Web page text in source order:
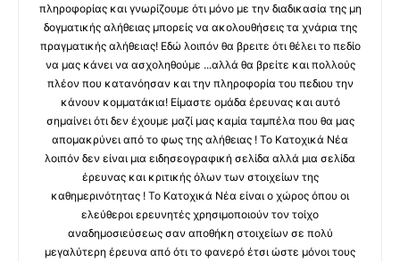
πληροφορίας και γνωρίζουμε ότι μόνο με την διαδικασία της μη
δογματικής αλήθειας μπορείς να ακολουθήσεις τα χνάρια της
πραγματικής αλήθειας! Εδώ λοιπόν θα βρειτε ότι θέλει το πεδίο
να μας κάνει να ασχοληθούμε ...αλλά θα βρείτε και πολλούς
πλέον που κατανόησαν και την πληροφορία του πεδιου την
κάνουν κομματάκια! Είμαστε ομάδα έρευνας και αυτό
σημαίνει ότι δεν έχουμε μαζί μας καμία ταμπέλα που θα μας
απομακρύνει από το φως της αλήθειας ! Το Κατοχικά Νέα
λοιπόν δεν είναι μια ειδησεογραφική σελίδα αλλά μια σελίδα
έρευνας και κριτικής όλων των στοιχείων της
καθημερινότητας ! Το Κατοχικά Νέα είναι ο χώρος όπου οι
ελεύθεροι ερευνητές χρησιμοποιούν τον τοίχο
αναδημοσιεύσεως σαν αποθήκη στοιχείων σε πολύ
μεγαλύτερη έρευνα από ότι το φανερό έτσι ώστε μόνοι τους